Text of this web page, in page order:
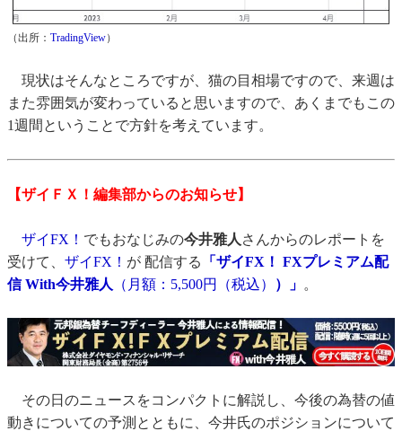
（出所： TradingView）
現状はそんなところですが、猫の目相場ですので、来週は
また雰囲気が変わっていると思いますので、あくまでもこの
1週間ということで方針を考えています。
【ザイＦＸ！編集部からのお知らせ】
ザイFX！ でもおなじみの今井雅人 さんからのレポートを
受けて、 ザイFX！ が 配信する
「ザイFX！ FXプレミアム配
信 With今井雅人
（月額：5,500円（税込） ）」 。
その日のニュースをコンパクトに解説し、今後の為替の値
動きについての予測とともに、今井氏のポジションについて